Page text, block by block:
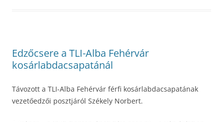
Edzőcsere a TLI-Alba Fehérvár
kosárlabdacsapatánál
Távozott a TLI-Alba Fehérvár férfi kosárlabdacsapatának
vezetőedzői posztjáról Székely Norbert.